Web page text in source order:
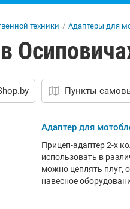
техники / Адаптеры для
Пункты
Адаптер для
Прицеп-адаптер 2-х
использовать в
можно цеплять плуг,
навесное